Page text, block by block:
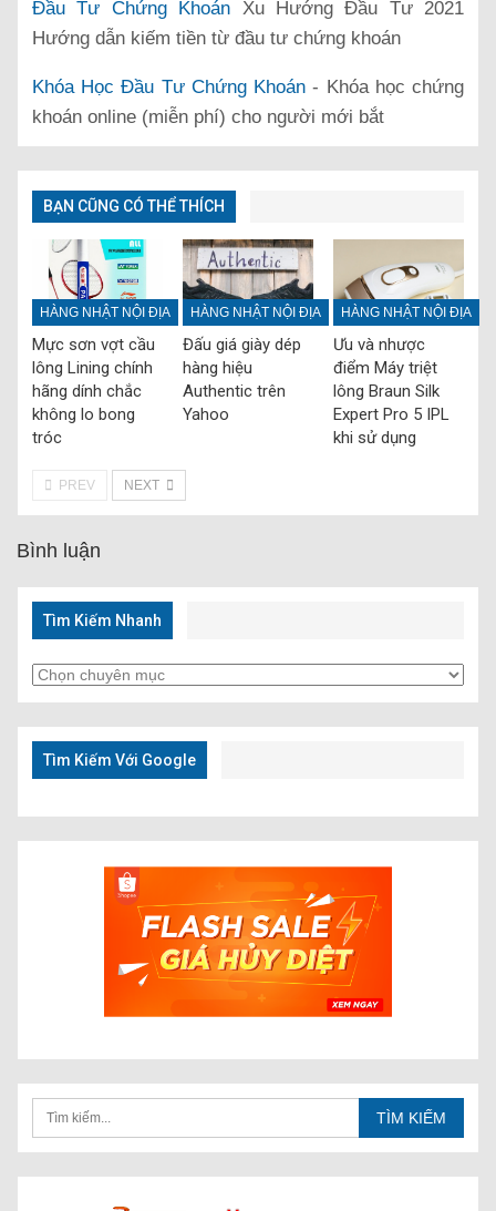
Đầu Tư Chứng Khoán Xu Hướng Đầu Tư 2021
Hướng dẫn kiếm tiền từ đầu tư chứng khoán
Khóa Học Đầu Tư Chứng Khoán - Khóa học chứng
khoán online (miễn phí) cho người mới bắt
BẠN CŨNG CÓ THỂ THÍCH
HÀNG NHẬT NỘI ĐỊA
Mực sơn vợt cầu
lông Lining chính
hãng dính chắc
không lo bong
tróc
HÀNG NHẬT NỘI ĐỊA
Đấu giá giày dép
hàng hiệu
Authentic trên
Yahoo
HÀNG NHẬT NỘI ĐỊA
Ưu và nhược
điểm Máy triệt
lông Braun Silk
Expert Pro 5 IPL
khi sử dụng
PREV NEXT
Bình luận
Tìm Kiếm Nhanh
Tìm
Kiếm
Nhanh
Tìm Kiếm Với Google